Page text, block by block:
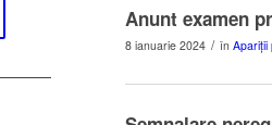
Anunt examen
8 ianuarie 2024 / în Apariții